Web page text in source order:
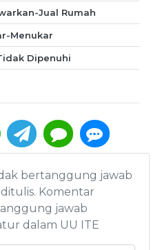
Jual Rumah
Menukar
Dipenuhi
bertanggung jawab
Komentar
jawab
dalam UU ITE